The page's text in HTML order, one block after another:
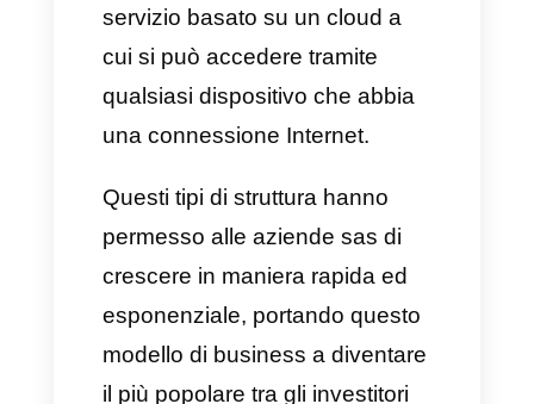
Per concludere, le vendite
SaaS si possono considerare le
strategie che tutte le aziende
Saas usano per acquisire nuovi
o potenziali clienti.